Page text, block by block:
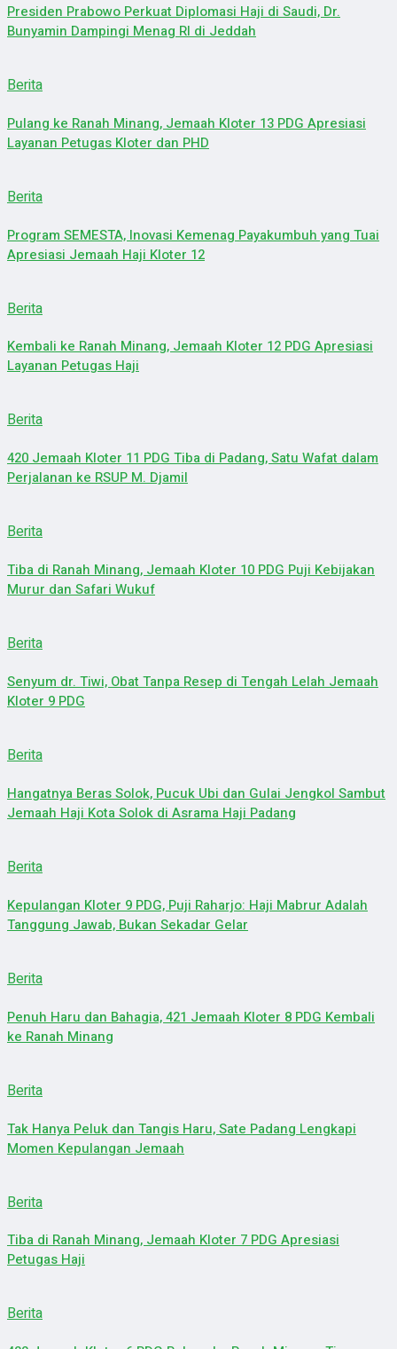
Presiden Prabowo Perkuat Diplomasi Haji di Saudi, Dr.
Bunyamin Dampingi Menag RI di Jeddah
Berita
Pulang ke Ranah Minang, Jemaah Kloter 13 PDG Apresiasi
Layanan Petugas Kloter dan PHD
Berita
Program SEMESTA, Inovasi Kemenag Payakumbuh yang Tuai
Apresiasi Jemaah Haji Kloter 12
Berita
Kembali ke Ranah Minang, Jemaah Kloter 12 PDG Apresiasi
Layanan Petugas Haji
Berita
420 Jemaah Kloter 11 PDG Tiba di Padang, Satu Wafat dalam
Perjalanan ke RSUP M. Djamil
Berita
Tiba di Ranah Minang, Jemaah Kloter 10 PDG Puji Kebijakan
Murur dan Safari Wukuf
Berita
Senyum dr. Tiwi, Obat Tanpa Resep di Tengah Lelah Jemaah
Kloter 9 PDG
Berita
Hangatnya Beras Solok, Pucuk Ubi dan Gulai Jengkol Sambut
Jemaah Haji Kota Solok di Asrama Haji Padang
Berita
Kepulangan Kloter 9 PDG, Puji Raharjo: Haji Mabrur Adalah
Tanggung Jawab, Bukan Sekadar Gelar
Berita
Penuh Haru dan Bahagia, 421 Jemaah Kloter 8 PDG Kembali
ke Ranah Minang
Berita
Tak Hanya Peluk dan Tangis Haru, Sate Padang Lengkapi
Momen Kepulangan Jemaah
Berita
Tiba di Ranah Minang, Jemaah Kloter 7 PDG Apresiasi
Petugas Haji
Berita